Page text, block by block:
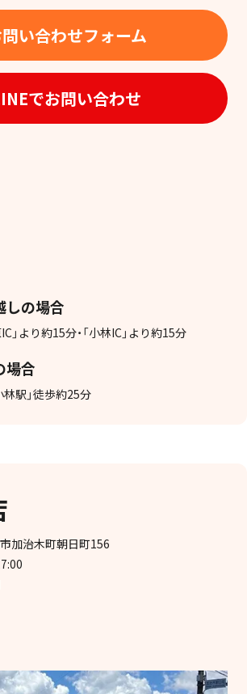
い合わせフォーム
でお問い合わせ
しの場合
」より約15分・「小林IC」より約15分
場合
駅」徒歩約25分
加治木町朝日町156